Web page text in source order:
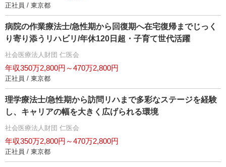
正社員 / 東京都
病院の作業療法士/急性期から回復期へ在宅復帰までじっく
り寄り添うリハビリ/年休120日超・子育て世代活躍
社会医療法人財団 仁医会
年収350万2,800円～470万2,800円
正社員 / 東京都
理学療法士/急性期から訪問リハまで多彩なステージを経験
し、キャリアの幅を大きく広げられる環境
社会医療法人財団 仁医会
年収350万2,800円～470万2,800円
正社員 / 東京都